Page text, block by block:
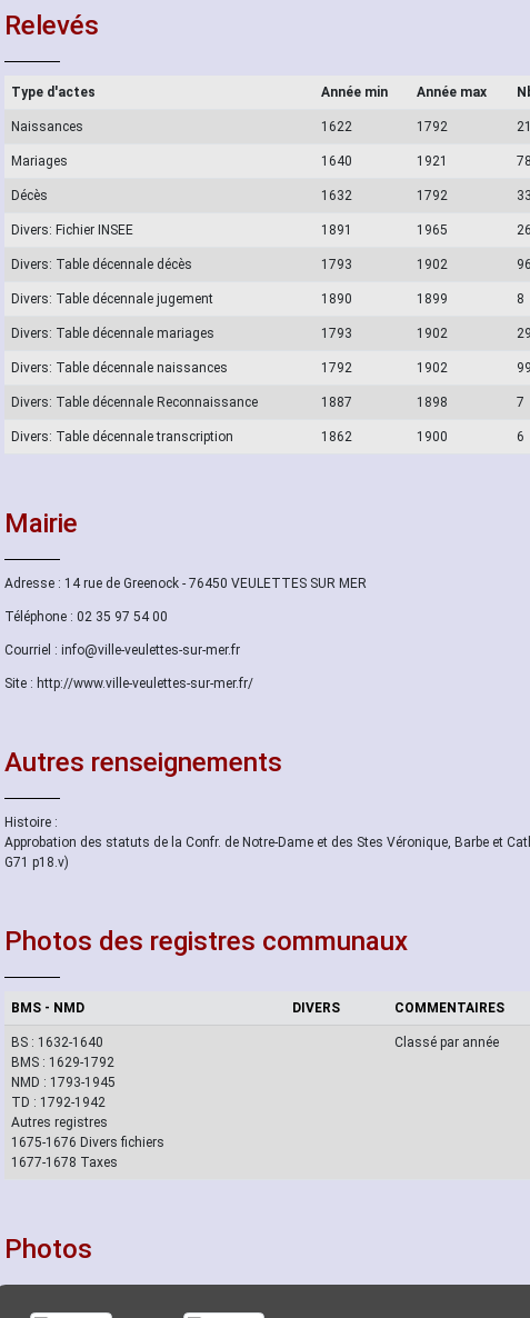
Relevés
Type d'actes Année min Année max
Naissances 1622 1792
Mariages 1640 1921
Décès 1632 1792
Divers: Fichier INSEE 1891 1965
Divers: Table décennale décès 1793 1902
Divers: Table décennale jugement 1890 1899 8
Divers: Table décennale mariages 1793 1902
Divers: Table décennale naissances 1792 1902
Divers: Table décennale Reconnaissance 1887 1898 7
Divers: Table décennale transcription 1862 1900 6
Mairie
Adresse : 14 rue de Greenock - 76450 VEULETTES SUR MER
Téléphone : 02 35 97 54 00
Courriel : info@ville-veulettes-sur-mer.fr
Site : http://www.ville-veulettes-sur-mer.fr/
Autres renseignements
Histoire :
Approbation des statuts de la Confr. de Notre-Dame et des Stes Véronique, Barbe et
G71 p18.v)
Photos des registres communaux
BMS - NMD DIVERS COMMENTAIRES
BS : 1632-1640
BMS : 1629-1792
NMD : 1793-1945
TD : 1792-1942
Autres registres
1675-1676 Divers fichiers
1677-1678 Taxes
Classé par année
Photos